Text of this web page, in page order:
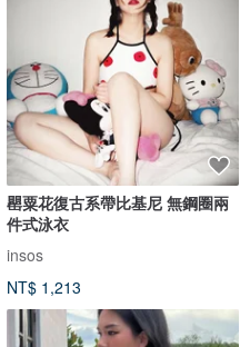
罌粟花復古系帶比基尼 無鋼圈兩
件式泳衣
insos
NT$ 1,213